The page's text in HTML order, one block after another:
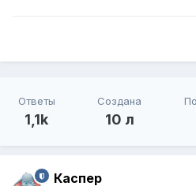
Ответы
1,1k
Создана
10 л
Каспер